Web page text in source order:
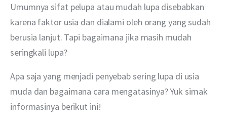
Berita
Layanan
Umumnya sifat pelupa atau mudah lupa disebabkan
karena faktor usia dan dialami oleh orang yang sudah
berusia lanjut. Tapi bagaimana jika masih mudah
seringkali lupa?
Apa saja yang menjadi penyebab sering lupa di usia
muda dan bagaimana cara mengatasinya? Yuk simak
informasinya berikut ini!